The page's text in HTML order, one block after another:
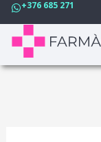
al
contenido
+376 685 271
Navegación
de
entradas